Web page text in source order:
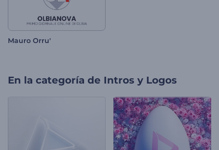
Mauro Orru'
En la categoría de Intros y Logos